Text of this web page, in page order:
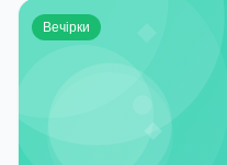
Вечірки